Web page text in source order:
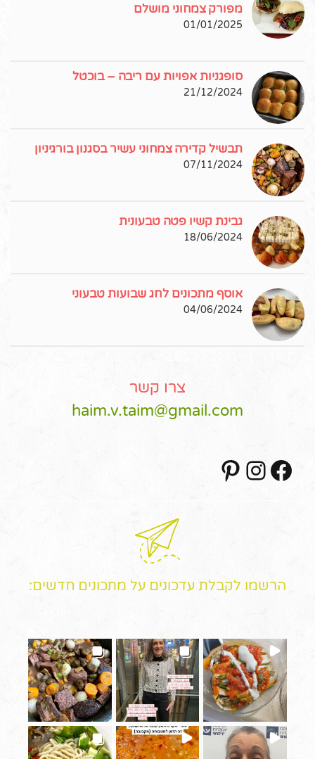
מפורק צמחוני מושלם
01/01/2025
סופגניות אפויות עם ריבה – בוכטל
21/12/2024
תבשיל קדירה צמחוני עשיר בסגנון בורגיניון
07/11/2024
גבינת קשיו פטה טבעונית
18/06/2024
אוסף מתכונים לחג שבועות טבעוני
04/06/2024
צרו קשר
haim.v.taim@gmail.com
Facebook
Instagram
הרשמו לקבלת עדכונים על מתכונים חדשים: